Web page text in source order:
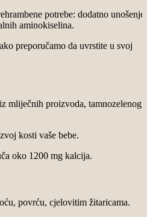
potrebe: dodatno unošenje
aminokiselina.
preporučamo da uvrstite u svoj
mliječnih proizvoda, tamnozelenog
kosti vaše bebe.
oko 1200 mg kalcija.
povrću, cjelovitim žitaricama.